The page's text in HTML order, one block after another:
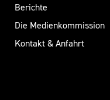
Berichte
Die Medienkommission
Kontakt & Anfahrt